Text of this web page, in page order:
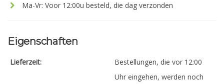
Ma-Vr: Voor 12:00u besteld, die dag verzonden
Eigenschaften
Lieferzeit:
Bestellungen, die vor 12:00
Uhr eingehen, werden noch